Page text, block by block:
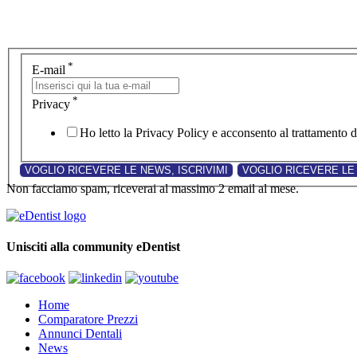
E-mail *
Privacy *
Ho letto la Privacy Policy e acconsento al trattamento
Non facciamo spam, riceverai al massimo 2 email al mese.
Unisciti alla community eDentist
Home
Comparatore Prezzi
Annunci Dentali
News